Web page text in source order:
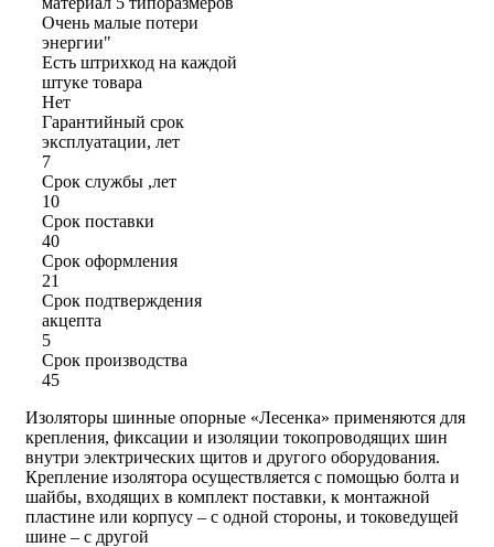
Очень малые потери
энергии"
Есть штрихкод на каждой
штуке товара
Нет
Гарантийный срок
эксплуатации, лет
7
Срок службы ,лет
10
Срок поставки
40
Срок оформления
21
Срок подтверждения
акцепта
5
Срок производства
45
Изоляторы шинные опорные «Лесенка» применяются для
крепления, фиксации и изоляции токопроводящих шин
внутри электрических щитов и другого оборудования.
Крепление изолятора осуществляется с помощью болта и
шайбы, входящих в комплект поставки, к монтажной
пластине или корпусу – с одной стороны, и токоведущей
шине – с другой